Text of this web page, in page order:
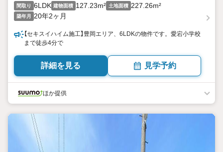
間取り 6LDK 建物面積 127.23m² 土地面積 227.26m²
築年月 20年2ヶ月
【セキスイハイム施工】豊岡エリア、6LDKの物件です。愛宕小学校
まで徒歩4分で
詳細を見る 見学予約
ほか提供